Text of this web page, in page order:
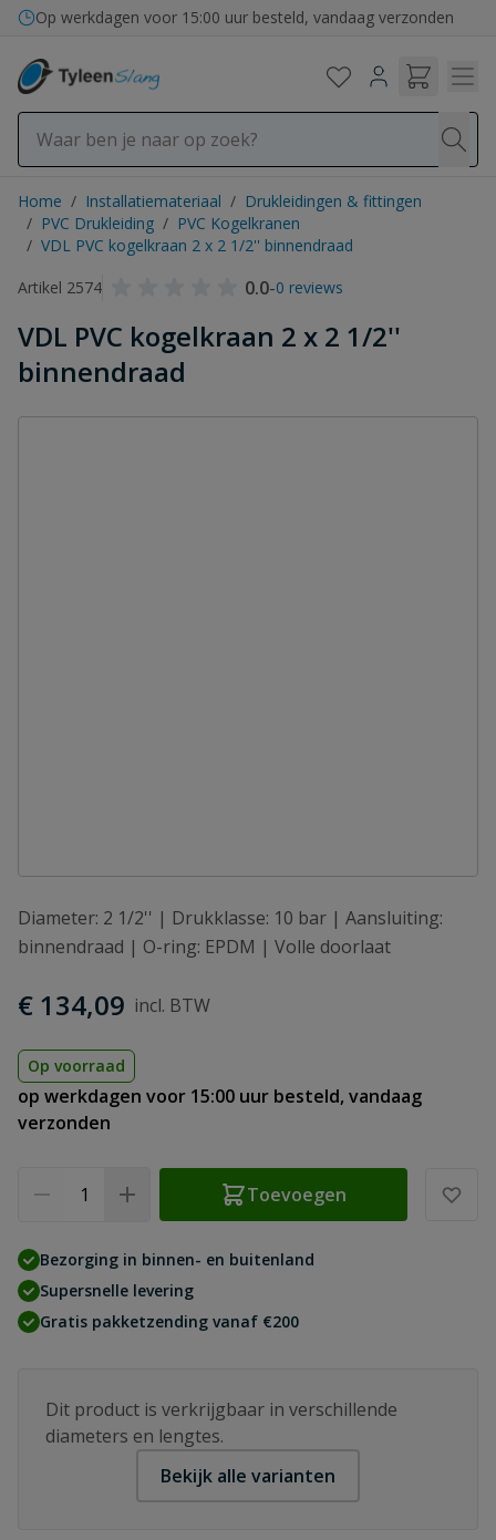
Ga naar de inhoud
Op werkdagen voor 15:00 uur besteld, vandaag verzonden
Home / Installatiemateriaal / Drukleidingen & fittingen
/ PVC Drukleiding / PVC Kogelkranen
/ VDL PVC kogelkraan 2 x 2 1/2'' binnendraad
Artikel 2574
0.0-0 reviews
VDL PVC kogelkraan 2 x 2 1/2''
binnendraad
Diameter: 2 1/2'' | Drukklasse: 10 bar | Aansluiting:
binnendraad | O-ring: EPDM | Volle doorlaat
€ 134,09
Op voorraad
op werkdagen voor 15:00 uur besteld, vandaag
verzonden
Toevoegen
Bezorging in binnen- en buitenland
Supersnelle levering
Gratis pakketzending vanaf €200
Dit product is verkrijgbaar in verschillende
diameters en lengtes.
Bekijk alle varianten